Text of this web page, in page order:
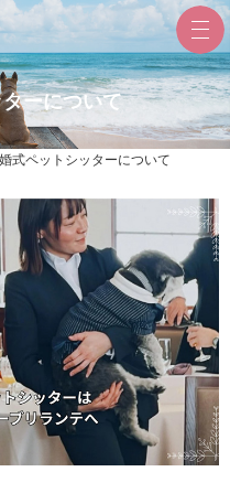
ーについて
式ペットシッターについて